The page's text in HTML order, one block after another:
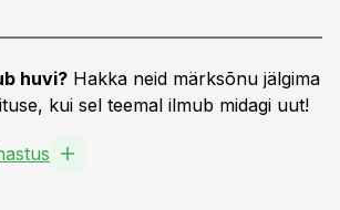
huvi? Hakka neid märksõnu jälgima
kui sel teemal ilmub midagi uut!